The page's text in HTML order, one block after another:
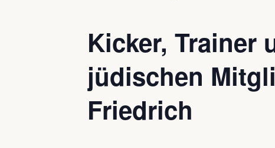
Kicker, Trainer
jüdischen
Friedrich